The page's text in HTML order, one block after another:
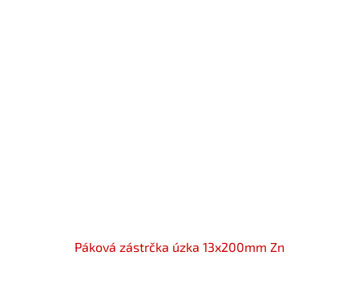
Páková zástrčka úzka 13x200mm Zn